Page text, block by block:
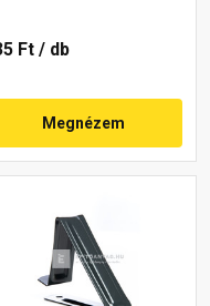
Ft / db
Megnézem